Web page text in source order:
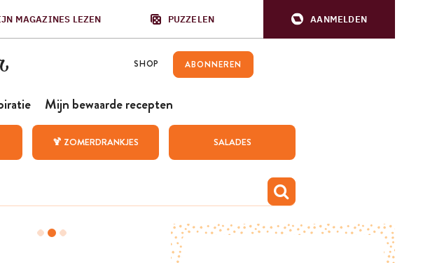
MAGAZINES LEZEN PUZZELEN AANMELDEN
SHOP ABONNEREN
Mijn bewaarde recepten
🍹 ZOMERDRANKJES SALADES